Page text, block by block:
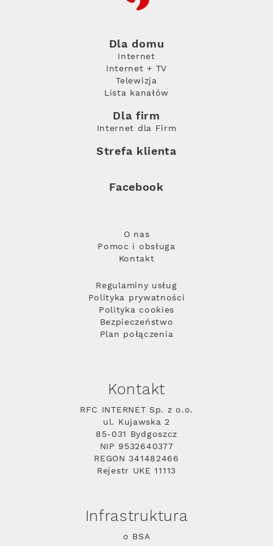
Dla domu
Internet
Internet + TV
Telewizja
Lista kanałów
Dla firm
Internet dla Firm
Strefa klienta
Facebook
O nas
Pomoc i obsługa
Kontakt
Regulaminy usług
Polityka prywatności
Polityka cookies
Bezpieczeństwo
Plan połączenia
Kontakt
RFC INTERNET Sp. z o.o.
ul. Kujawska 2
85-031 Bydgoszcz
NIP 9532640377
REGON 341482466
Rejestr UKE 11113
Infrastruktura
o BSA